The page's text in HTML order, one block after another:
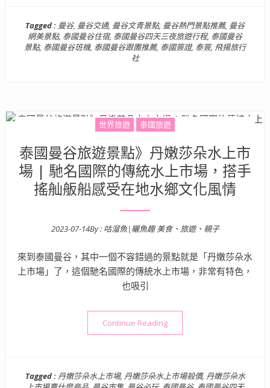
Tagged : 曼谷, 曼谷交通, 曼谷文青景點, 曼谷熱門景點推薦, 曼谷
網美景點, 泰國曼谷住宿, 泰國曼谷四天三夜旅遊行程, 泰國曼谷
景點, 泰國曼谷班機, 泰國曼谷跟團推薦, 泰國簽證, 泰簽, 飛揚旅行
社
世界旅遊 泰國旅遊
泰國曼谷旅遊景點》丹嫩莎朵水上市
場 | 馳名國際的傳統水上市場，搭手
搖舢舨船感受在地水鄉文化風情
Posted on
2023-07-14By : 咕溜魚|曬魚趣 美食、旅遊、親子
來到泰國曼谷，其中一個不容錯過的景點就是「丹嫩莎朵水
上市場」了，這個馳名國際的傳統水上市場，非常有特色，
也吸引
Continue Reading“泰國曼谷旅遊景點》丹嫩莎
Tagged : 丹嫩莎朵水上市場, 丹嫩莎朵水上市場殺價, 丹嫩莎朵水